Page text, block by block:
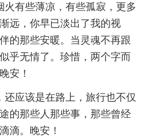
火有些薄凉，有些孤寂，更多
远，你早已淡出了我的视
的那些安暖。当灵魂不再跟
乎无情了。珍惜，两个字而
安！
还应该是在路上，旅行也不仅
的那些人那些事，那些曾经
滴。晚安！